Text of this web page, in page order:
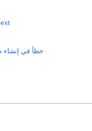
خطأ في إنشاء